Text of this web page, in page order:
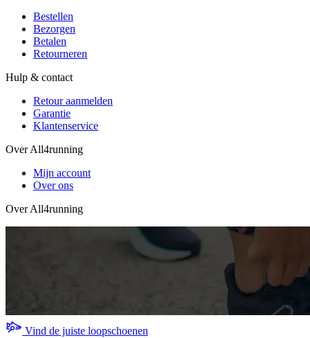
Bestellen
Bezorgen
Betalen
Retourneren
Hulp & contact
Retour aanmelden
Garantie
Klantenservice
Over All4running
Mijn account
Over ons
Over All4running
Vind de juiste loopschoenen